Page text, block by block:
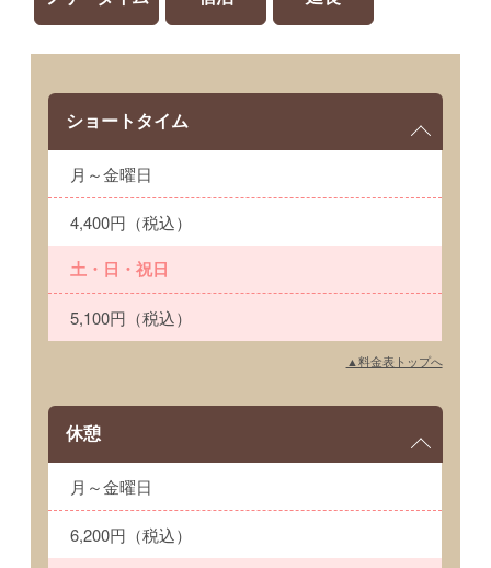
ショートタイム
月～金曜日
4,400円（税込）
土・日・祝日
5,100円（税込）
▲料金表トップへ
休憩
月～金曜日
6,200円（税込）